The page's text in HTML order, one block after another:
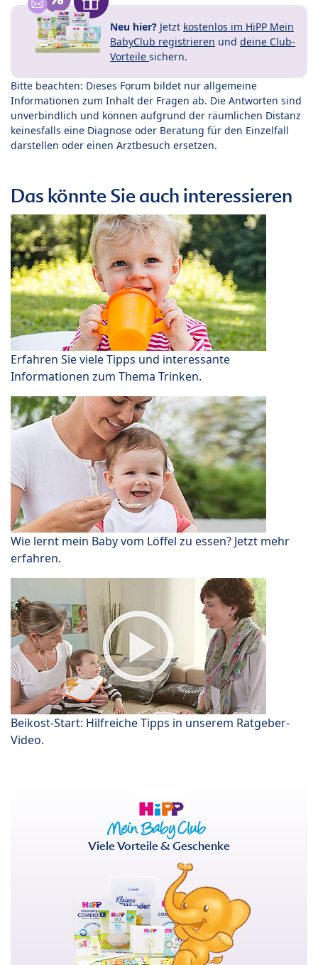
Neu hier? Jetzt kostenlos im HiPP Mein
BabyClub registrieren und deine Club-
Vorteile sichern.
Bitte beachten: Dieses Forum bildet nur allgemeine
Informationen zum Inhalt der Fragen ab. Die Antworten sind
unverbindlich und können aufgrund der räumlichen Distanz
keinesfalls eine Diagnose oder Beratung für den Einzelfall
darstellen oder einen Arztbesuch ersetzen.
Das könnte Sie auch interessieren
Erfahren Sie viele Tipps und interessante
Informationen zum Thema Trinken.
Wie lernt mein Baby vom Löffel zu essen? Jetzt mehr
erfahren.
Beikost-Start: Hilfreiche Tipps in unserem Ratgeber-
Video.
Viele Vorteile & Geschenke